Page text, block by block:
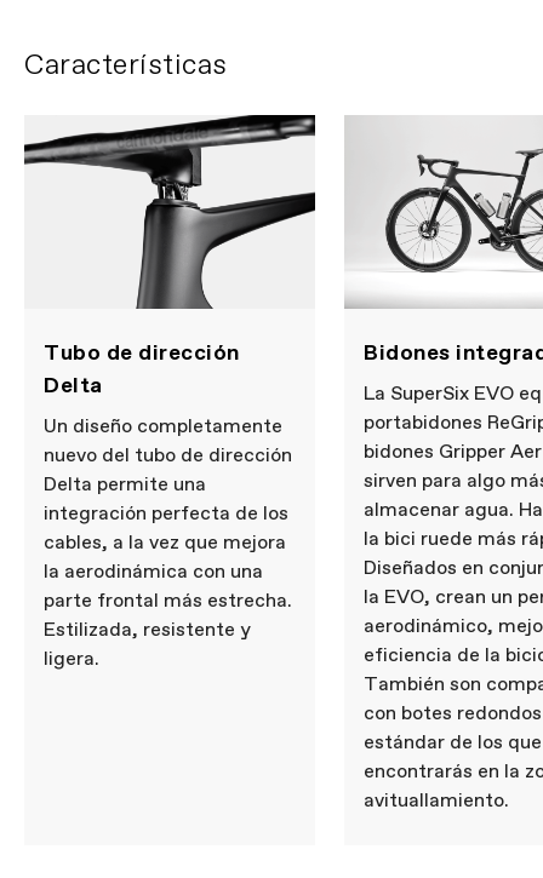
Características
Tubo de dirección
Delta
Un diseño completamente
nuevo del tubo de dirección
Delta permite una
integración perfecta de los
cables, a la vez que mejora
la aerodinámica con una
parte frontal más estrecha.
Estilizada, resistente y
ligera.
Bidones
La SuperSix EVO
portabidones
bidones Gripper
sirven para algo
almacenar agua.
la bici ruede más
Diseñados en
la EVO, crean un
aerodinámico,
eficiencia de la
También son
con botes redondos
estándar de los que
encontrarás en la
avituallamiento.